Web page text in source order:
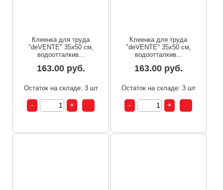
Клеенка для труда
"deVENTE" 35x50 см,
водоотталкив...
163.00 руб.
Остаток на складе: 3 шт
Клеенка для труда
"deVENTE" 35x50 см,
водоотталкив...
163.00 руб.
Остаток на складе: 3 шт